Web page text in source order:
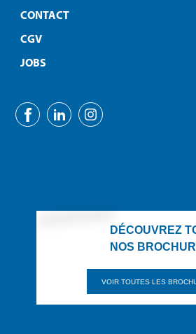
CONTACT
CGV
JOBS
DÉCOUVREZ
NOS
VOIR TOUTES LES